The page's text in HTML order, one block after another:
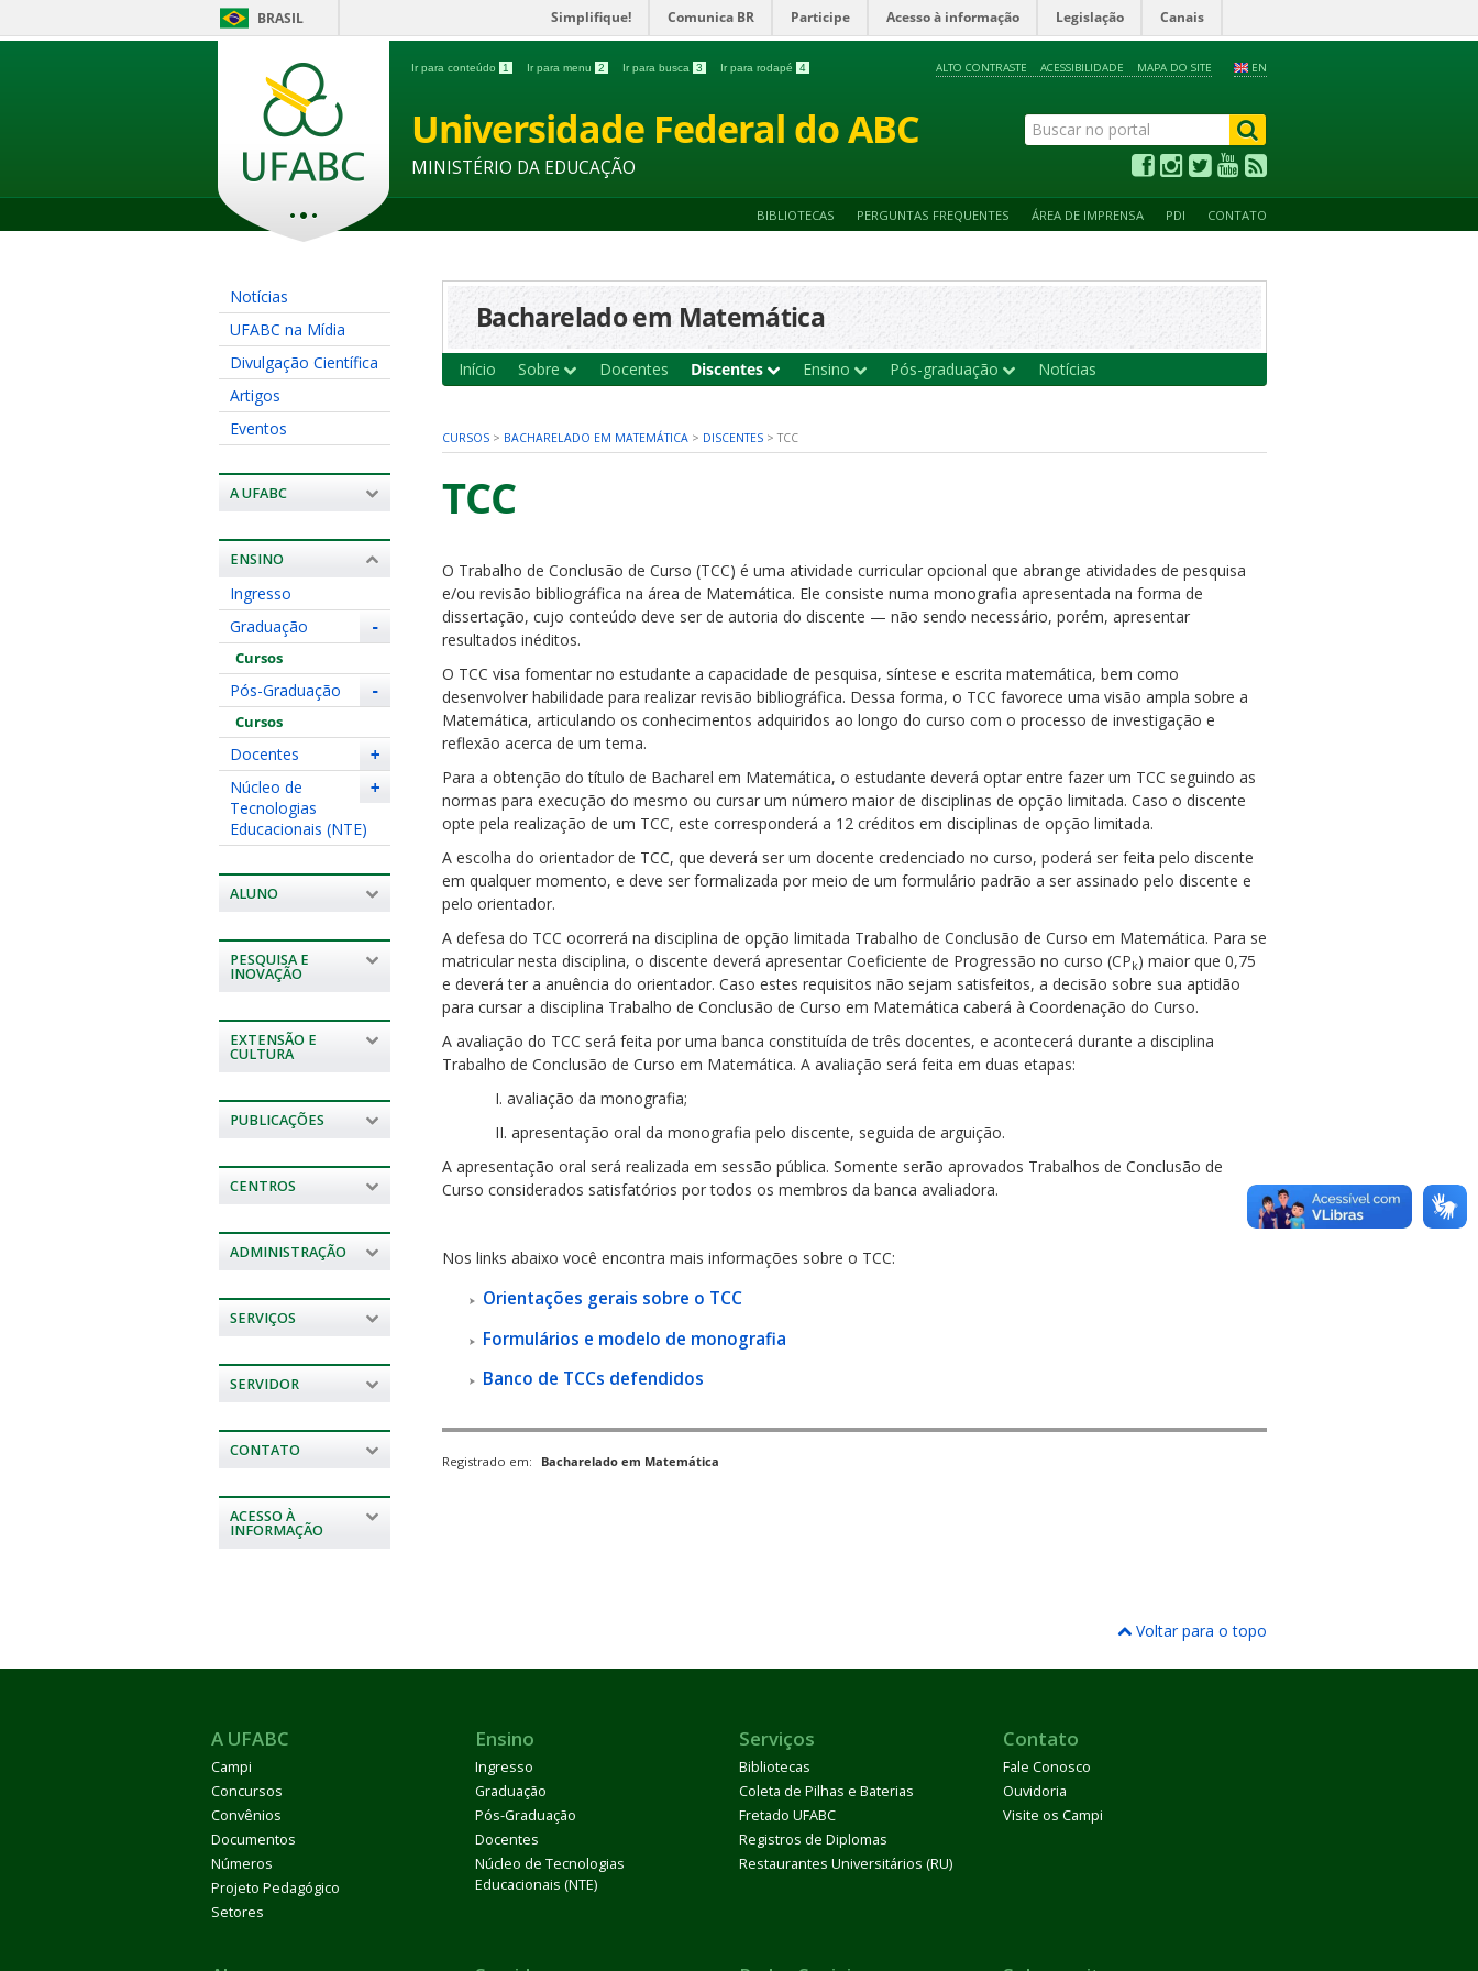
BRASIL Simplifique! Comunica BR Participe Acesso à informação Legislação Canais
Ir para conteúdo 1 Ir para menu 2 Ir para busca 3 Ir para rodapé 4 EN
ALTO CONTRASTE ACESSIBILIDADE MAPA DO SITE
Universidade Federal do ABC
MINISTÉRIO DA EDUCAÇÃO
BIBLIOTECAS PERGUNTAS FREQUENTES ÁREA DE IMPRENSA PDI CONTATO
Notícias
UFABC na Mídia
Divulgação Científica
Artigos
Eventos
A UFABC
ENSINO
Ingresso
-
Graduação
Cursos
-
Pós-Graduação
Cursos
+
Docentes
+
Núcleo de
Tecnologias
Educacionais (NTE)
ALUNO
PESQUISA E
INOVAÇÃO
EXTENSÃO E
CULTURA
PUBLICAÇÕES
CENTROS
ADMINISTRAÇÃO
SERVIÇOS
SERVIDOR
CONTATO
ACESSO À
INFORMAÇÃO
Bacharelado em Matemática
Início Sobre Docentes Discentes Ensino Pós-graduação Notícias
CURSOS > BACHARELADO EM MATEMÁTICA > DISCENTES >TCC
TCC
O Trabalho de Conclusão de Curso (TCC) é uma atividade curricular opcional que abrange atividades de pesquisa
e/ou revisão bibliográfica na área de Matemática. Ele consiste numa monografia apresentada na forma de
dissertação, cujo conteúdo deve ser de autoria do discente — não sendo necessário, porém, apresentar
resultados inéditos.
O TCC visa fomentar no estudante a capacidade de pesquisa, síntese e escrita matemática, bem como
desenvolver habilidade para realizar revisão bibliográfica. Dessa forma, o TCC favorece uma visão ampla sobre a
Matemática, articulando os conhecimentos adquiridos ao longo do curso com o processo de investigação e
reflexão acerca de um tema.
Para a obtenção do título de Bacharel em Matemática, o estudante deverá optar entre fazer um TCC seguindo as
normas para execução do mesmo ou cursar um número maior de disciplinas de opção limitada. Caso o discente
opte pela realização de um TCC, este corresponderá a 12 créditos em disciplinas de opção limitada.
A escolha do orientador de TCC, que deverá ser um docente credenciado no curso, poderá ser feita pelo discente
em qualquer momento, e deve ser formalizada por meio de um formulário padrão a ser assinado pelo discente e
pelo orientador.
A defesa do TCC ocorrerá na disciplina de opção limitada Trabalho de Conclusão de Curso em Matemática. Para se
matricular nesta disciplina, o discente deverá apresentar Coeficiente de Progressão no curso (CPk) maior que 0,75
e deverá ter a anuência do orientador. Caso estes requisitos não sejam satisfeitos, a decisão sobre sua aptidão
para cursar a disciplina Trabalho de Conclusão de Curso em Matemática caberá à Coordenação do Curso.
A avaliação do TCC será feita por uma banca constituída de três docentes, e acontecerá durante a disciplina
Trabalho de Conclusão de Curso em Matemática. A avaliação será feita em duas etapas:
I. avaliação da monografia;
II. apresentação oral da monografia pelo discente, seguida de arguição.
A apresentação oral será realizada em sessão pública. Somente serão aprovados Trabalhos de Conclusão de
Curso considerados satisfatórios por todos os membros da banca avaliadora.
Nos links abaixo você encontra mais informações sobre o TCC:
Orientações gerais sobre o TCC
Formulários e modelo de monografia
Banco de TCCs defendidos
Registrado em: Bacharelado em Matemática
Voltar para o topo
A UFABC
Campi
Concursos
Convênios
Documentos
Números
Projeto Pedagógico
Setores
Ensino
Ingresso
Graduação
Pós-Graduação
Docentes
Núcleo de Tecnologias
Educacionais (NTE)
Serviços
Bibliotecas
Coleta de Pilhas e Baterias
Fretado UFABC
Registros de Diplomas
Restaurantes Universitários (RU)
Contato
Fale Conosco
Ouvidoria
Visite os Campi